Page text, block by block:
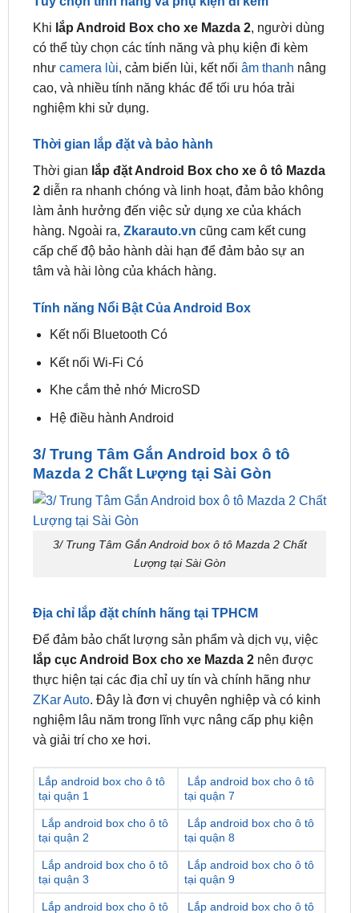
hình. Nếu màn hình ô tô của bạn không hỗ trợ cổng
HDMI, bạn có thể sử dụng cáp AV để kết nối.
Tùy chọn tính năng và phụ kiện đi kèm
Khilắp Android Box cho xe Mazda 2 , người dùng
có thể tùy chọn các tính năng và phụ kiện đi kèm
cao, và nhiều tính năng khác để tối ưu hóa trải
nghiệm khi sử dụng.
Thời gian lắp đặt và bảo hành
Thời gianlắp đặt Android Box cho xe ô tô Mazda
2diễn ra nhanh chóng và linh hoạt, đảm bảo không
làm ảnh hưởng đến việc sử dụng xe của khách
cấp chế độ bảo hành dài hạn để đảm bảo sự an
tâm và hài lòng của khách hàng.
Kết nối Bluetooth Có
Kết nối Wi-Fi Có
Khe cắm thẻ nhớ MicroSD
Hệ điều hành Android
3/ Trung Tâm Gắn Android box ô tô
Mazda 2 Chất Lượng tại Sài Gòn
3/ Trung Tâm Gắn Android box ô tô Mazda 2 Chất
Địa chỉ lắp đặt chính hãng tại TPHCM
Để đảm bảo chất lượng sản phẩm và dịch vụ, việc
lắp cục Android Box cho xe Mazda 2nên được
thực hiện tại các địa chỉ uy tín và chính hãng như
nghiệm lâu năm trong lĩnh vực nâng cấp phụ kiện
và giải trí cho xe hơi.
Lắp android box cho ô tô
tại quận 1
Lắp android box cho ô tô
tại quận 7
Lắp android box cho ô tô
tại quận 2
Lắp android box cho ô tô
tại quận 8